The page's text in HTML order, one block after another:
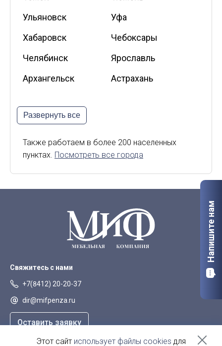
Ульяновск
Уфа
Хабаровск
Чебоксары
Челябинск
Ярославль
Архангельск
Астрахань
Калининград
Киров
Курск
Липецк
Мурманск
Тверь
Развернуть все
Также работаем в более 200 населенных
пунктах. Посмотреть все города
Свяжитесь с нами
+7(8412) 20-20-37
dir@mifpenza.ru
Оставить заявку
Напишите нам
Этот сайт использует файлы cookies для